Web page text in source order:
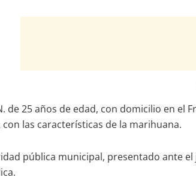
de 25 años de edad, con domicilio en
las características de la marihuana.
pública municipal, presentado ante